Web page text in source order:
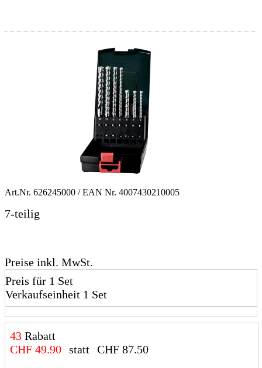
Art.Nr. 626245000 / EAN Nr. 4007430210005
7-teilig
Preise inkl. MwSt.
Preis für 1 Set
Verkaufseinheit 1 Set
43 Rabatt
CHF 49.90 statt CHF 87.50